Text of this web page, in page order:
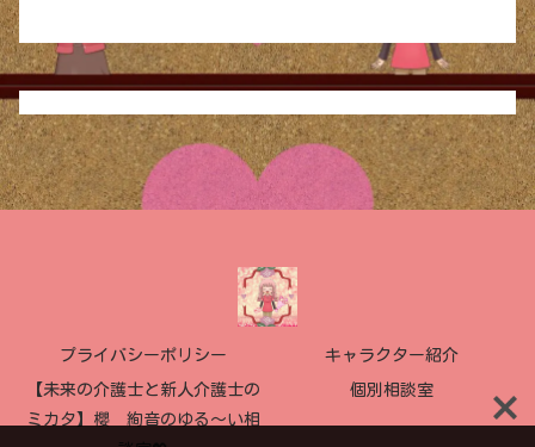
プライバシーポリシー キャラクター紹介
【未来の介護士と新人介護士の
ミカタ】櫻 絢音のゆる〜い相
個別相談室